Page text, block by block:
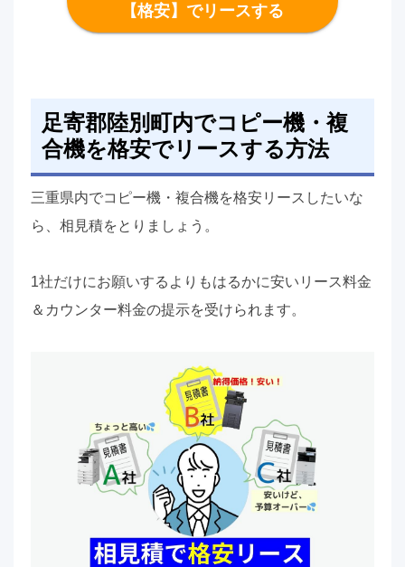
【格安】でリースする
足寄郡陸別町内でコピー機・複
合機を格安でリースする方法
三重県内でコピー機・複合機を格安リースしたいな
ら、相見積をとりましょう。
1社だけにお願いするよりもはるかに安いリース料金
＆カウンター料金の提示を受けられます。